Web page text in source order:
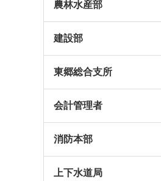
農林水産部
建設部
東郷総合支所
会計管理者
消防本部
上下水道局